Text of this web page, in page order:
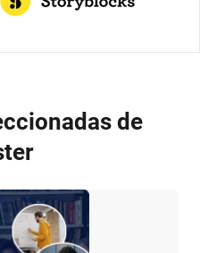
de